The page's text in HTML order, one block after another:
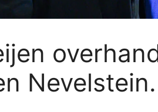
Nevelstein.